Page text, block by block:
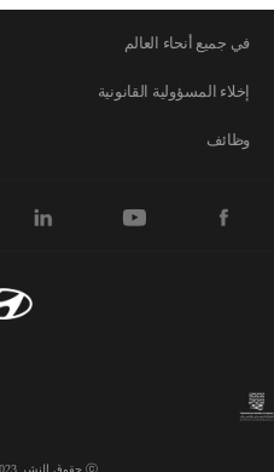
في جميع أنحاء العالم
إخلاء المسؤولية القانونية
وظائف